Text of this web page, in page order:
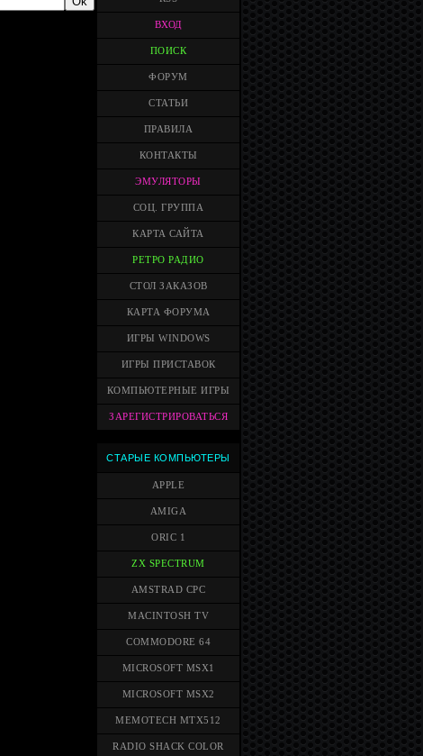
ВХОД
ПОИСК
ФОРУМ
СТАТЬИ
ПРАВИЛА
КОНТАКТЫ
ЭМУЛЯТОРЫ
СОЦ. ГРУППА
КАРТА САЙТА
РЕТРО РАДИО
СТОЛ ЗАКАЗОВ
КАРТА ФОРУМА
ИГРЫ WINDOWS
ИГРЫ ПРИСТАВОК
КОМПЬЮТЕРНЫЕ ИГРЫ
ЗАРЕГИСТРИРОВАТЬСЯ
СТАРЫЕ КОМПЬЮТЕРЫ
APPLE
AMIGA
ORIC 1
ZX SPECTRUM
AMSTRAD CPC
MACINTOSH TV
COMMODORE 64
MICROSOFT MSX1
MICROSOFT MSX2
MEMOTECH MTX512
RADIO SHACK COLOR